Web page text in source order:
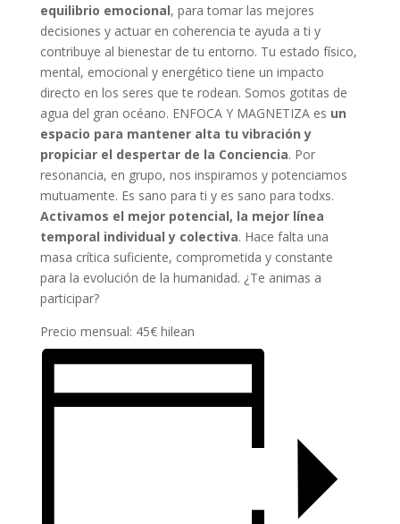
equilibrio emocional, para tomar las mejores
decisiones y actuar en coherencia te ayuda a ti y
contribuye al bienestar de tu entorno. Tu estado físico,
mental, emocional y energético tiene un impacto
directo en los seres que te rodean. Somos gotitas de
agua del gran océano. ENFOCA Y MAGNETIZA es un
espacio para mantener alta tu vibración y
propiciar el despertar de la Conciencia. Por
resonancia, en grupo, nos inspiramos y potenciamos
mutuamente. Es sano para ti y es sano para todxs.
Activamos el mejor potencial, la mejor línea
temporal individual y colectiva. Hace falta una
masa crítica suficiente, comprometida y constante
para la evolución de la humanidad. ¿Te animas a
participar?
Precio mensual: 45€ hilean